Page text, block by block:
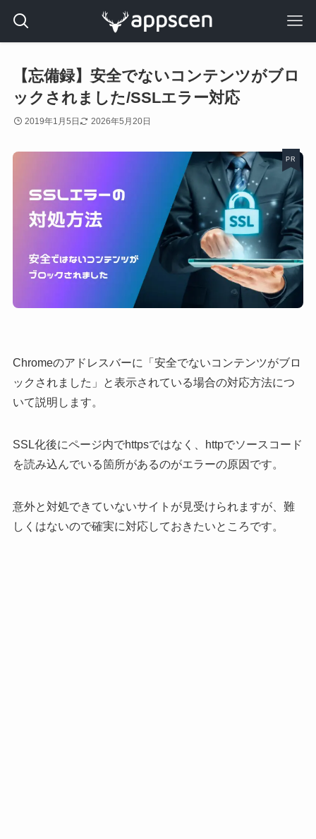
【忘備録】安全でないコンテンツがブロ
ックされました/SSLエラー対応
2019年1月5日 2026年5月20日
Chromeのアドレスバーに「安全でないコンテンツがブロ
ックされました」と表示されている場合の対応方法につ
いて説明します。
SSL化後にページ内でhttpsではなく、httpでソースコード
を読み込んでいる箇所があるのがエラーの原因です。
意外と対処できていないサイトが見受けられますが、難
しくはないので確実に対応しておきたいところです。